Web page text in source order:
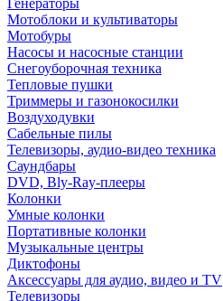
Генераторы
Мотоблоки и культиваторы
Мотобуры
Насосы и насосные станции
Снегоуборочная техника
Тепловые пушки
Триммеры и газонокосилки
Воздуходувки
Сабельные пилы
Телевизоры, аудио-видео техника
Саундбары
DVD, Bly-Ray-плееры
Колонки
Умные колонки
Портативные колонки
Музыкальные центры
Диктофоны
Аксессуары для аудио, видео и TV
Телевизоры